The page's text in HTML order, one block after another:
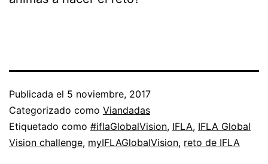
Publicada el 5 noviembre, 2017
Categorizado como Viandadas
Etiquetado como #iflaGlobalVision, IFLA, IFLA Global
Vision challenge, myIFLAGlobalVision, reto de IFLA